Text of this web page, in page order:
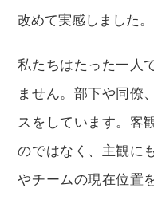
改めて実感しました。
私たちはたった一人
ません。部下や同僚
スをしています。客
のではなく、主観に
やチームの現在位置